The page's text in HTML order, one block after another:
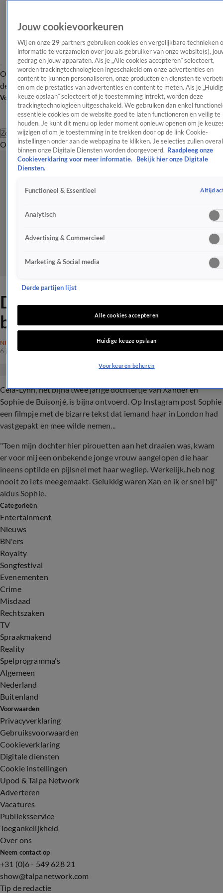
OverzichtAfleveringen Entertainment TV Algemeen
Tip
de redactieNieuwsbrief
Volg Shownieuws
Zoeken
OverzichtEntertainmentSpraakmakendRealityCrimeVideo's
Dochtertje Xander en Sophie
bijna ontvoerd
NIEUWS
6 jan 2019, 21:18
Céla-Lynn, het bijna twee jarige dochtertje van Xander en
Sophie de Buisonjé, is bijna ontvoerd. Op Instagram post Sophie
een filmpje met de bizarre tekst dat iemand haar in London had
vastgepakt en mee wilde nemen...
"Toen mijn dochter hier pirouetten aan het draaien was, kwam
er voor mij een onbekende jonge vrouw aangelopen die haar
ineens optilde en pijlsnel met haar wegliep. Werkelijk..heb nog
nooit zo iets meegemaakt. Gelukkig waren Xan en ik er snel bij"
aldus Sophie.
Categorieën
Entertainment
Nieuws
BN'ers
Royalty
Songfestival
Evenementen
Crime
Misdaad
Rechtszaken
TV
Spraakmakend
Reality
Spelprogramma's
Algemeen
Nederland
Buitenland
Voorwaarden
Privacyverklaring
Gebruiksvoorwaarden
Cookieverklaring
Digitale diensten
Cookie instellingen
Upod & Talpa Network
Adverteren
Vacatures
Publieksservice
Toegankelijkheid
Over ons
Neem contact op
+31 (0)6 - 549 628 21
show@talpanetwork.com
Tip de redactie
Jouw cookievoorkeuren
Wij en onze 29 partners gebruiken cookies en vergelijkbare technieken
informatie te verzamelen over jou als gebruiker van onze website(s),
gedrag en jouw apparaten. Als je „Alle cookies accepteren” selecteert,
worden trackingtechnologieën ingeschakeld om onze advertenties en
content te kunnen personaliseren, onze producten en diensten te
en om de prestaties van advertenties en content te meten. Als je
keuze opslaan” selecteert of je toestemming intrekt, worden deze
trackingtechnologieën uitgeschakeld. We gebruiken dan enkel
essentiële cookies om de website goed te laten functioneren en veilig te
houden. Je kunt dit menu op ieder moment opnieuw openen om je
wijzigen of om je toestemming in te trekken door op de link Cookie-
instellingen onder aan de webpagina te klikken. Je selecties zullen overal
binnen onze Digitale Diensten worden doorgevoerd. Raadpleeg onze
Cookieverklaring voor meer informatie.
Bekijk hier onze Digitale
Diensten.
Functioneel & Essentieel Altijd
Analytisch
Advertising & Commercieel
Marketing & Social media
Derde partijen lijst
Alle cookies accepteren
Huidige keuze opslaan
Voorkeuren beheren